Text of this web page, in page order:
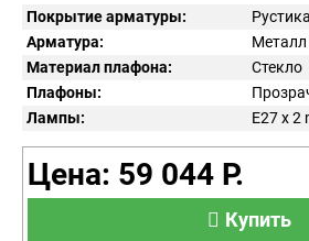
Покрытие арматуры:
Рустика
Арматура:
Металл
Материал плафона:
Стекло
Плафоны:
Лампы:
E27 x 2
Цена: 59 044 Р.
Купить